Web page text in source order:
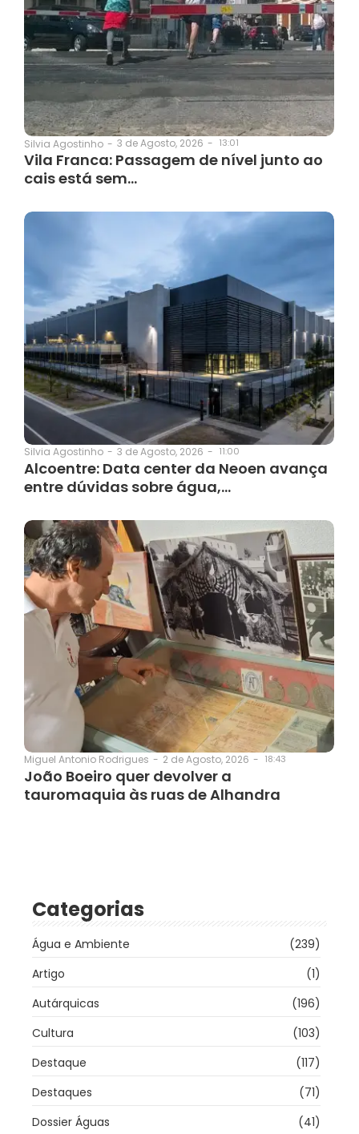
Silvia Agostinho - 3 de Agosto, 2026 - 13:01
Vila Franca: Passagem de nível junto ao
cais está sem…
Silvia Agostinho - 3 de Agosto, 2026 - 11:00
Alcoentre: Data center da Neoen avança
entre dúvidas sobre água,…
Miguel Antonio Rodrigues - 2 de Agosto, 2026 - 18:43
João Boeiro quer devolver a
tauromaquia às ruas de Alhandra
Categorias
Água e Ambiente
(239)
Artigo
(1)
Autárquicas
(196)
Cultura
(103)
Destaque
(117)
Destaques
(71)
Dossier Águas
(41)